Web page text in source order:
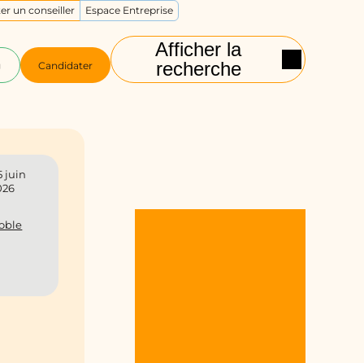
Afficher la
recherche
Candidater
un conseiller Espace Entreprise
juin